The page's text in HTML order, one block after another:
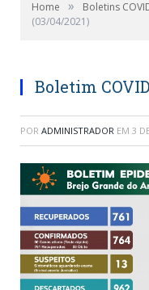
Home » Boletins
(03/04/2021)
Boletim
POR ADMINISTRADOR EM 3